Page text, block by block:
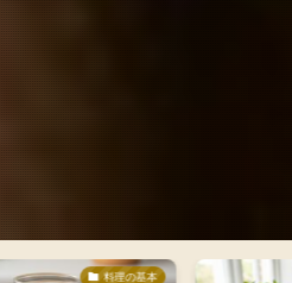
料理の基本